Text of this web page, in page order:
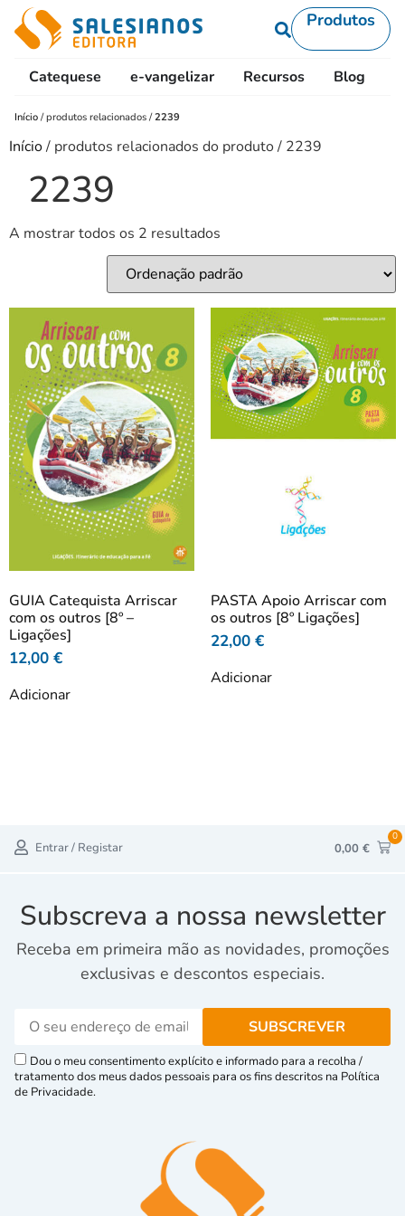
Produtos
Catequese e-vangelizar Recursos Blog
Início /produtos relacionados /2239
Início/ produtos relacionados do produto / 2239
2239
A mostrar todos os 2 resultados
GUIA Catequista Arriscar
com os outros [8º –
Ligações]
12,00 €
Adicionar
PASTA Apoio Arriscar com
os outros [8º Ligações]
22,00 €
Adicionar
Entrar / Registar 0,00 €
0
Subscreva a nossa newsletter
Receba em primeira mão as novidades, promoções
exclusivas e descontos especiais.
Dou o meu consentimento explícito e informado para a recolha /
tratamento dos meus dados pessoais para os fins descritos na Política
de Privacidade.